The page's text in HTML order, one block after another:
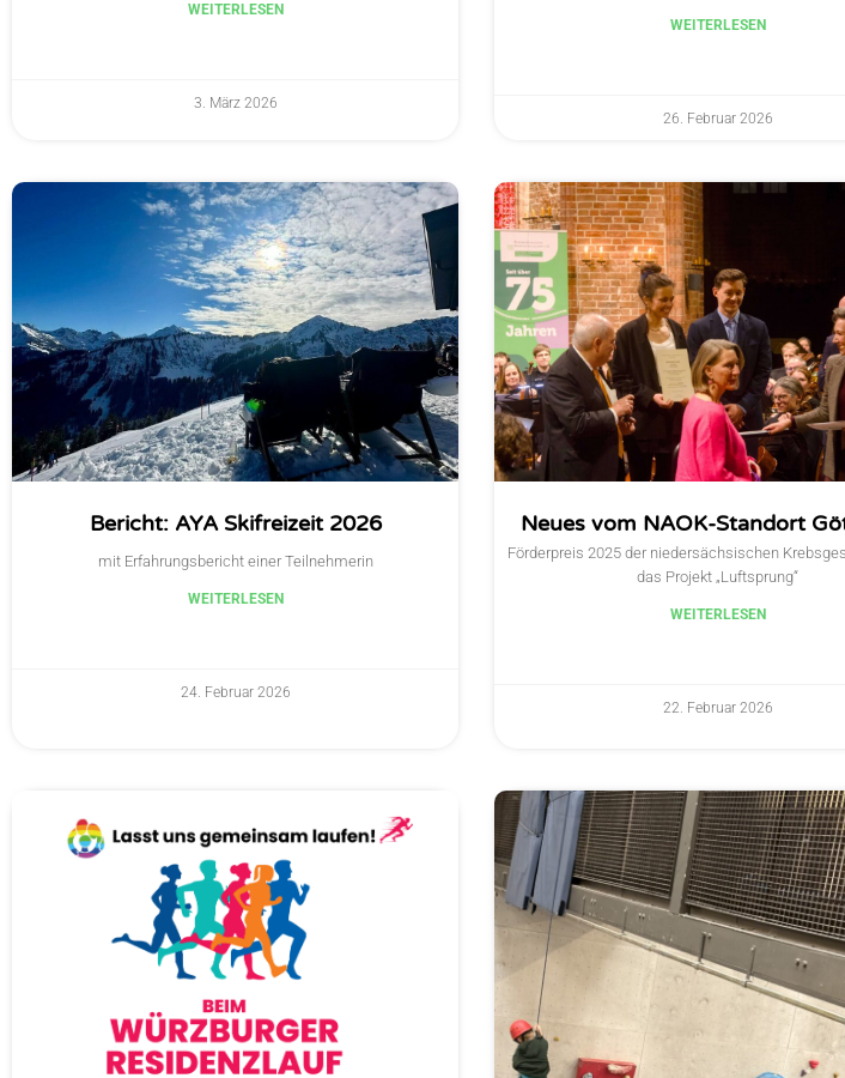
WEITERLESEN
3. März 2026
WEITERLESEN
26. Februar 2026
Bericht: AYA Skifreizeit 2026
mit Erfahrungsbericht einer Teilnehmerin
WEITERLESEN
24. Februar 2026
Neues vom NAOK-Standort
Förderpreis 2025 der niedersächsischen
das Projekt „Luftsprung“
WEITERLESEN
22. Februar 2026